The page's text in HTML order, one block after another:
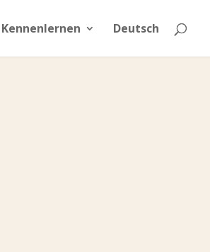
Kennenlernen Deutsch